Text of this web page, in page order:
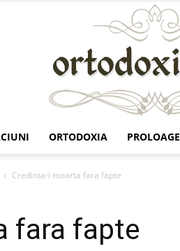
ORTODOXIA PROLOAGE
Credinta-i moarta fara fapte
fara fapte